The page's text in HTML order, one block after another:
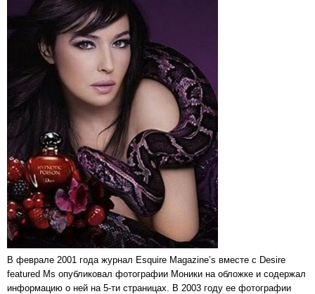
В феврале 2001 года журнал Esquire Magazine’s вместе с Desire
featured Ms опубликовал фотографии Моники на обложке и содержал
информацию о ней на 5-ти страницах. В 2003 году ее фотографии